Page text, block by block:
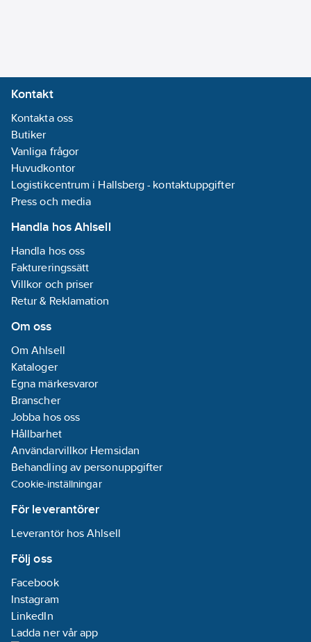
Kontakt
Kontakta oss
Butiker
Vanliga frågor
Huvudkontor
Logistikcentrum i Hallsberg - kontaktuppgifter
Press och media
Handla hos Ahlsell
Handla hos oss
Faktureringssätt
Villkor och priser
Retur & Reklamation
Om oss
Om Ahlsell
Kataloger
Egna märkesvaror
Branscher
Jobba hos oss
Hållbarhet
Användarvillkor Hemsidan
Behandling av personuppgifter
Cookie-inställningar
För leverantörer
Leverantör hos Ahlsell
Följ oss
Facebook
Instagram
LinkedIn
Ladda ner vår app